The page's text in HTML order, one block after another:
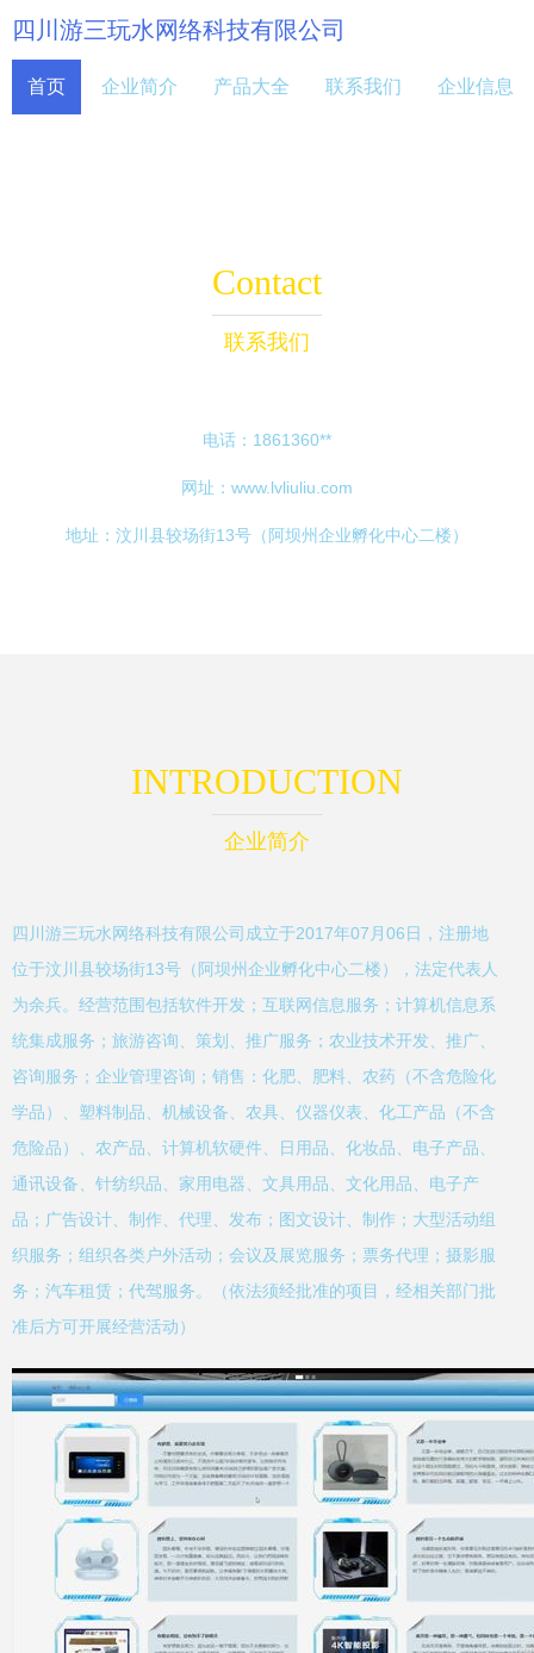
四川游三玩水网络科技有限公司
首页 企业简介 产品大全 联系我们 企业信息
Contact
联系我们
电话：1861360**
网址： www.lvliuliu.com
地址：汶川县较场街13号（阿坝州企业孵化中心二楼）
INTRODUCTION
企业简介
四川游三玩水网络科技有限公司成立于2017年07月06日，注册地
位于汶川县较场街13号（阿坝州企业孵化中心二楼），法定代表人
为余兵。经营范围包括软件开发；互联网信息服务；计算机信息系
统集成服务；旅游咨询、策划、推广服务；农业技术开发、推广、
咨询服务；企业管理咨询；销售：化肥、肥料、农药（不含危险化
学品）、塑料制品、机械设备、农具、仪器仪表、化工产品（不含
危险品）、农产品、计算机软硬件、日用品、化妆品、电子产品、
通讯设备、针纺织品、家用电器、文具用品、文化用品、电子产
品；广告设计、制作、代理、发布；图文设计、制作；大型活动组
织服务；组织各类户外活动；会议及展览服务；票务代理；摄影服
务；汽车租赁；代驾服务。（依法须经批准的项目，经相关部门批
准后方可开展经营活动）